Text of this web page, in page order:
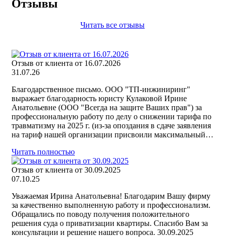
Отзывы
Читать все отзывы
Отзыв от клиента от 16.07.2026
31.07.26
Благодарственное письмо. ООО "ТП-инжиниринг"
выражает благодарность юристу Кулаковой Ирине
Анатольевне (ООО "Всегда на защите Ваших прав") за
профессиональную работу по делу о снижении тарифа по
травматизму на 2025 г. (из-за опоздания в сдаче заявления
на тариф нашей организации присвоили максимальный…
Читать полностью
Отзыв от клиента от 30.09.2025
07.10.25
Уважаемая Ирина Анатольевна! Благодарим Вашу фирму
за качественно выполненную работу и профессионализм.
Обращались по поводу получения положительного
решения суда о приватизации квартиры. Спасибо Вам за
консультации и решение нашего вопроса. 30.09.2025